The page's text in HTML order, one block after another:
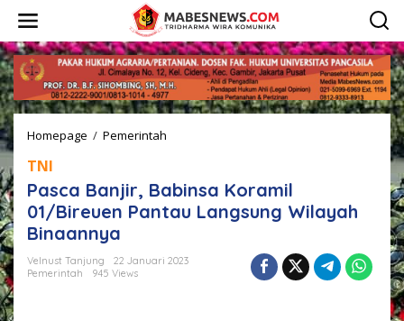
w
a
t
i
k
e
k
o
n
t
e
n
Homepage / Pemerintah
c
a
B
j
TNI
Pasca Banjir, Babinsa Koramil
01/Bireuen Pantau Langsung Wilayah
Binaannya
Velnust Tanjung
22 Januari 2023
Pemerintah
945 Views